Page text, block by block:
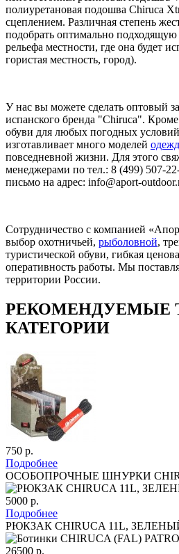
полиуретановая подошва Chiruca
сцеплением. Различная степень
подобрать оптимально подходящую
рельефа местности, где она будет
гористая местность, город).
У нас вы можете сделать оптовый
испанского бренда "Chiruca".
обуви для любых погодных
изготавливает много моделей
повседневной жизни. Для этого
менеджерами по тел.: 8 (499) 507-
письмо на адрес: info@aport-
Сотрудничество с компанией
выбор охотничьей, рыболовной,
туристической обуви, гибкая
оперативность работы. Мы
территории России.
РЕКОМЕНДУЕМЫЕ
КАТЕГОРИИ
750 р.
Подробнее
ОСОБОПРОЧНЫЕ ШНУРКИ
5000 р.
Подробнее
РЮКЗАК CHIRUCA 11L,
26500 р.